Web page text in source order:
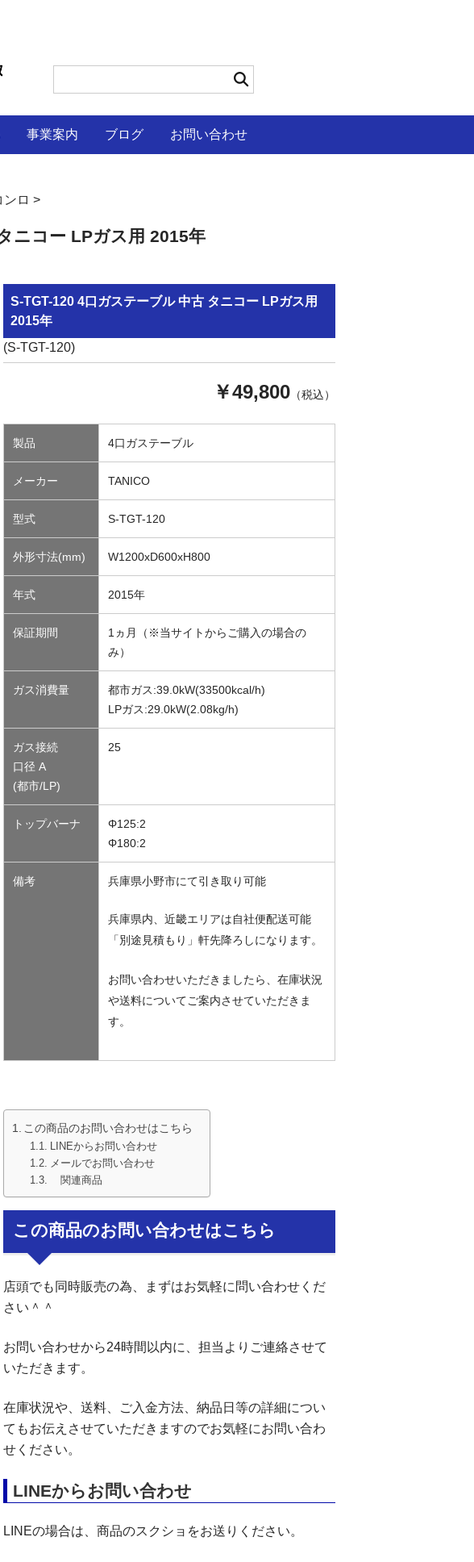
事業案内 ブログ お問い合わせ
ロ >
ニコー LPガス用 2015年
S-TGT-120 4口ガステーブル 中古 タニコー LPガス用
2015年
(S-TGT-120)
￥49,800 （税込）
製品 4口ガステーブル
メーカー TANICO
型式 S-TGT-120
外形寸法(mm) W1200xD600xH800
年式 2015年
保証期間
1ヵ月（※当サイトからご購入の場合の
み）
ガス消費量
都市ガス:39.0kW(33500kcal/h)
LPガス:29.0kW(2.08kg/h)
ガス接続
口径 A
(都市/LP)
25
トップバーナ
Φ125:2
Φ180:2
備考 兵庫県小野市にて引き取り可能
兵庫県内、近畿エリアは自社便配送可能
「別途見積もり」軒先降ろしになります。
お問い合わせいただきましたら、在庫状況
や送料についてご案内させていただきま
す。
この商品のお問い合わせはこちら
LINEからお問い合わせ
メールでお問い合わせ
関連商品
この商品のお問い合わせはこちら
店頭でも同時販売の為、まずはお気軽に問い合わせくだ
さい＾＾
お問い合わせから24時間以内に、担当よりご連絡させて
いただきます。
在庫状況や、送料、ご入金方法、納品日等の詳細につい
てもお伝えさせていただきますのでお気軽にお問い合わ
せください。
LINEからお問い合わせ
LINEの場合は、商品のスクショをお送りください。